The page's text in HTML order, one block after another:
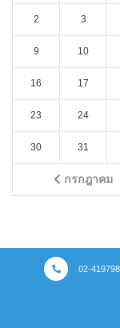
กรกฎาคม
2 3
9 10
16 17
23 24
30 31
02-